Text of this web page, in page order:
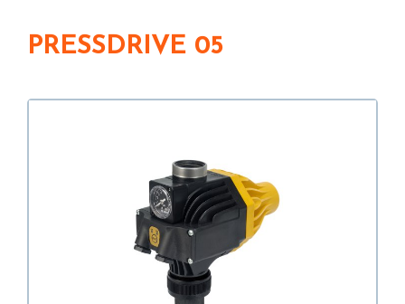
PRESSDRIVE 05